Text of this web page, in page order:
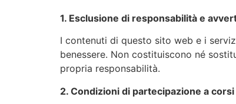
1. Esclusione di responsabilità e
I contenuti di questo sito web e i
benessere. Non costituiscono né
propria responsabilità.
2. Condizioni di partecipazione a